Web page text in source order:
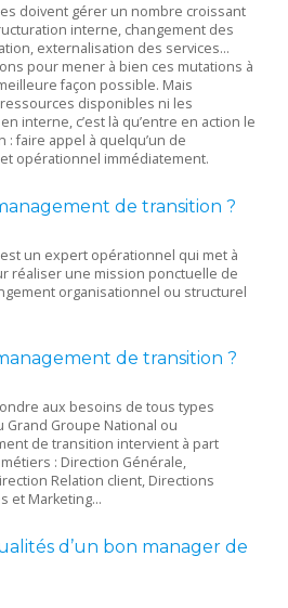
doivent gérer un nombre croissant
interne, changement des
externalisation des services…
pour mener à bien ces mutations à
façon possible. Mais
ressources disponibles ni les
interne, c’est là qu’entre en action le
faire appel à quelqu’un de
opérationnel immédiatement.
de transition ?
un expert opérationnel qui met à
réaliser une mission ponctuelle de
organisationnel ou structurel
de transition ?
aux besoins de tous types
Grand Groupe National ou
de transition intervient à part
: Direction Générale,
Relation client, Directions
et Marketing…
d’un bon manager de